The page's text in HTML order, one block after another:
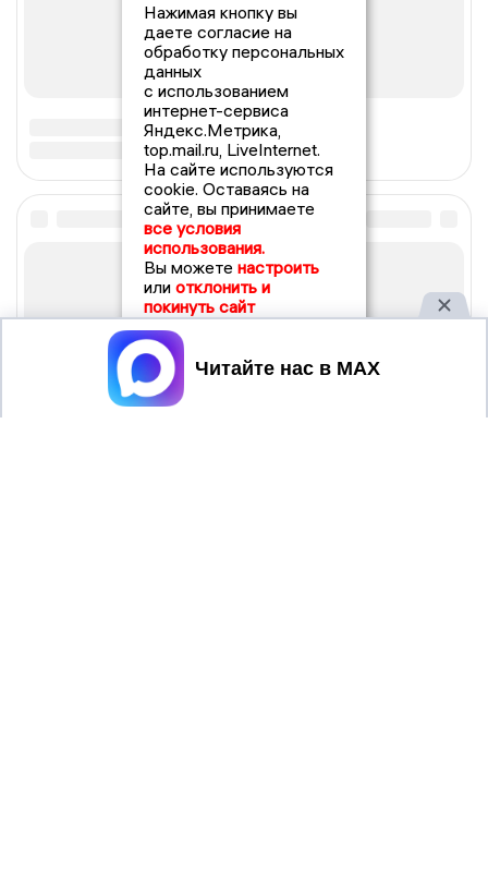
Нажимая кнопку вы
даете согласие на
обработку персональных
данных
с использованием
интернет-сервиса
Яндекс.Метрика,
top.mail.ru, LiveInternet.
На сайте используются
cookie. Оставаясь на
сайте, вы принимаете
все условия
использования.
Вы можете настроить
или отклонить и
покинуть сайт
Принять